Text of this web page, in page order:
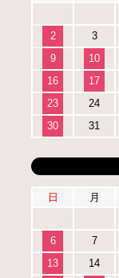
2
3
9
10
16
17
23
24
30
31
日 月
6
7
13
14